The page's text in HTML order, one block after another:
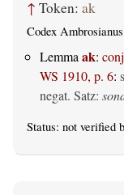
↑ Token: ak
Codex
Lemma ak:
WS 1910, p. 6:
negat. Satz:
Status: not verified